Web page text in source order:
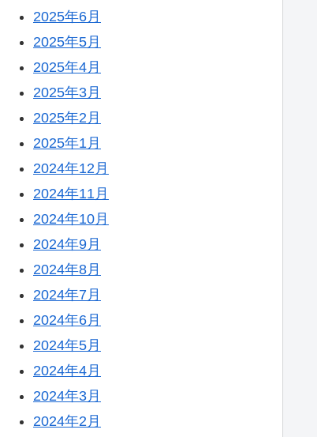
2025年6月
2025年5月
2025年4月
2025年3月
2025年2月
2025年1月
2024年12月
2024年11月
2024年10月
2024年9月
2024年8月
2024年7月
2024年6月
2024年5月
2024年4月
2024年3月
2024年2月